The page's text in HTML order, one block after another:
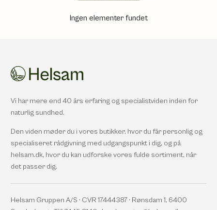
Ingen elementer fundet
Vi har mere end 40 års erfaring og specialistviden inden for
naturlig sundhed.
Den viden møder du i vores butikker, hvor du får personlig og
specialiseret rådgivning med udgangspunkt i dig, og på
helsam.dk, hvor du kan udforske vores fulde sortiment, når
det passer dig.
Helsam Gruppen A/S · CVR 17444387 · Rønsdam 1, 6400